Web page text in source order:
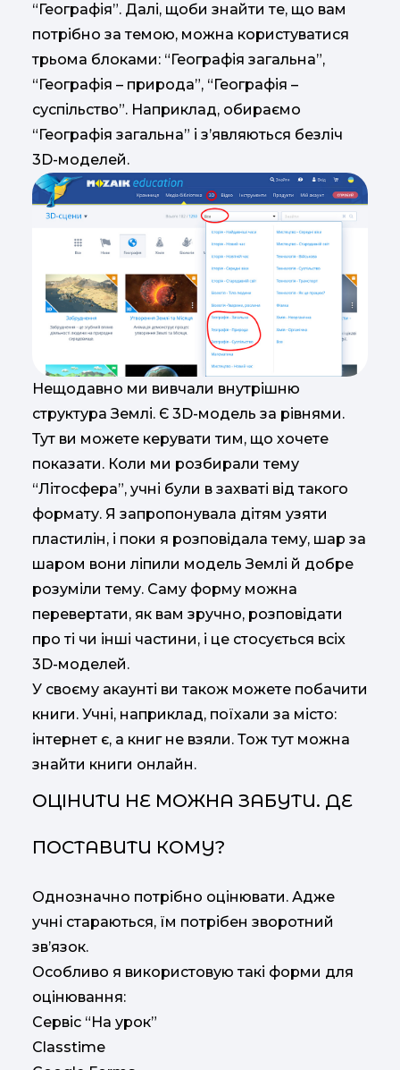
“Географія”. Далі, щоби знайти те, що вам
потрібно за темою, можна користуватися
трьома блоками: “Географія загальна”,
“Географія – природа”, “Географія –
суспільство”. Наприклад, обираємо
“Географія загальна” і з’являються безліч
3D-моделей.
Нещодавно ми вивчали внутрішню
структура Землі. Є 3D-модель за рівнями.
Тут ви можете керувати тим, що хочете
показати. Коли ми розбирали тему
“Літосфера”, учні були в захваті від такого
формату. Я запропонувала дітям узяти
пластилін, і поки я розповідала тему, шар за
шаром вони ліпили модель Землі й добре
розуміли тему. Саму форму можна
перевертати, як вам зручно, розповідати
про ті чи інші частини, і це стосується всіх
3D-моделей.
У своєму акаунті ви також можете побачити
книги. Учні, наприклад, поїхали за місто:
інтернет є, а книг не взяли. Тож тут можна
знайти книги онлайн.
ОЦІНИТИ НЕ МОЖНА ЗАБУТИ. ДЕ
ПОСТАВИТИ КОМУ?
Однозначно потрібно оцінювати. Адже
учні стараються, їм потрібен зворотний
зв’язок.
Особливо я використовую такі форми для
оцінювання:
Сервіс “На урок”
Classtime